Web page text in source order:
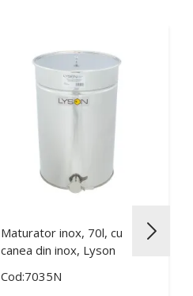
Maturator inox, 70l, cu
canea din inox, Lyson
Cod:7035N